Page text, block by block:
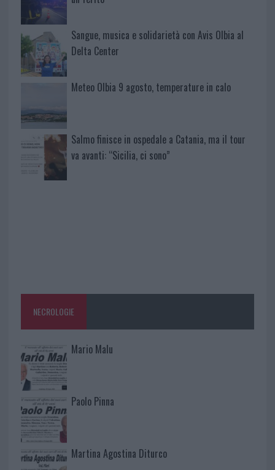
Sangue, musica e solidarietà con Avis Olbia al
Delta Center
Meteo Olbia 9 agosto, temperature in calo
Salmo finisce in ospedale a Catania, ma il tour
va avanti: “Sicilia, ci sono”
NECROLOGIE
Mario Malu
Paolo Pinna
Martina Agostina Diturco